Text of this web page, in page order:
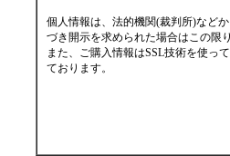
個人情報は、法的機関(裁判所)など
づき開示を求められた場合はこの限
また、ご購入情報はSSL技術を使っ
ております。